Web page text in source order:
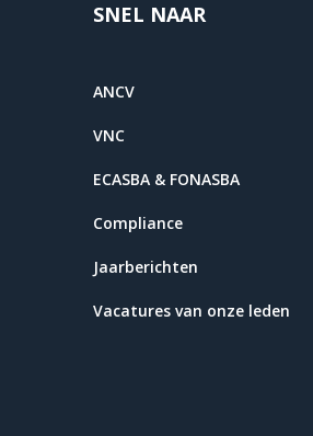
SNEL NAAR
ANCV
VNC
ECASBA & FONASBA
Compliance
Jaarberichten
Vacatures van onze leden